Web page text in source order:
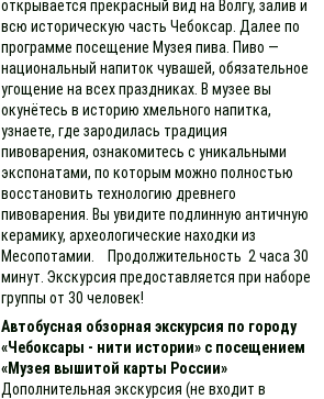
открывается прекрасный вид на Волгу, залив и
всю историческую часть Чебоксар. Далее по
программе посещение Музея пива. Пиво —
национальный напиток чувашей, обязательное
угощение на всех праздниках. В музее вы
окунётесь в историю хмельного напитка,
узнаете, где зародилась традиция
пивоварения, ознакомитесь с уникальными
экспонатами, по которым можно полностью
восстановить технологию древнего
пивоварения. Вы увидите подлинную античную
керамику, археологические находки из
Месопотамии. Продолжительность 2 часа 30
минут. Экскурсия предоставляется при наборе
группы от 30 человек!
Автобусная обзорная экскурсия по городу
«Чебоксары - нити истории» с посещением
«Музея вышитой карты России»
Дополнительная экскурсия (не входит в